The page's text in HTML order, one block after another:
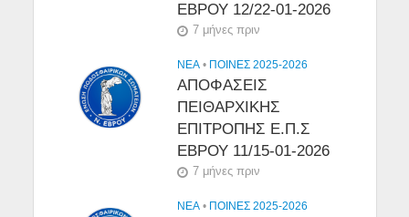
ΕΒΡΟΥ 12/22-01-2026
7 μήνες πριν
NEA • ΠΟΙΝΕΣ 2025-2026
ΑΠΟΦΑΣΕΙΣ
ΠΕΙΘΑΡΧΙΚΗΣ
ΕΠΙΤΡΟΠΗΣ Ε.Π.Σ
ΕΒΡΟΥ 11/15-01-2026
7 μήνες πριν
NEA • ΠΟΙΝΕΣ 2025-2026